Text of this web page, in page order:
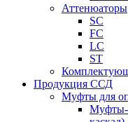
Аттенюаторы
SC
FC
LC
ST
Продукция ССД
Муфты для
Муфты-